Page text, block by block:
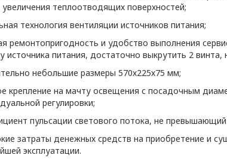
увеличения теплоотводящих поверхностей;
технология вентиляции источников питания;
ремонтопригодность и удобство выполнения
источника питания, достаточно выкрутить 2
небольшие размеры 570х225х75 мм;
крепление на мачту освещения с посадочным
регулировки;
пульсации светового потока, не превышающий
затраты денежных средств на приобретение и
эксплуатации.
персональных данных в ООО
обработки персональных данных,
разработана с учетом
персональных данных.
обработки и защиты персональных
ООО «ЭлектроКабельКомплект».